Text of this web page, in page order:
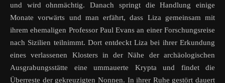
und wird ohnmächtig. Danach springt die Handlung einige
Monate vorwärts und man erfährt, dass Liza gemeinsam mit
ihrem ehemaligen Professor Paul Evans an einer Forschungsreise
nach Sizilien teilnimmt. Dort entdeckt Liza bei ihrer Erkundung
eines verlassenen Klosters in der Nähe der archäologischen
Ausgrabungsstätte eine ummauerte Krypta und findet die
Überreste der gekreuzigten Nonnen. In ihrer Ruhe gestört dauert